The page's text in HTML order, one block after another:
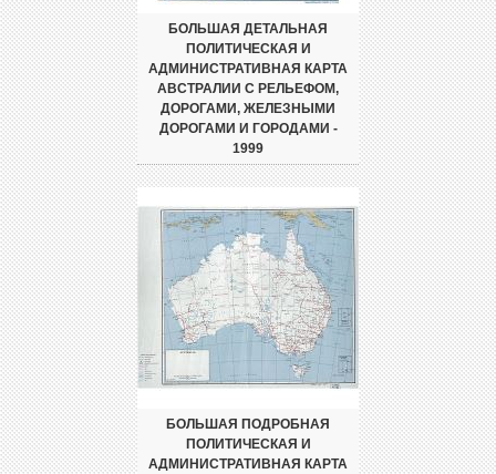
БОЛЬШАЯ ДЕТАЛЬНАЯ
ПОЛИТИЧЕСКАЯ И
АДМИНИСТРАТИВНАЯ КАРТА
АВСТРАЛИИ С РЕЛЬЕФОМ,
ДОРОГАМИ, ЖЕЛЕЗНЫМИ
ДОРОГАМИ И ГОРОДАМИ -
1999
БОЛЬШАЯ ПОДРОБНАЯ
ПОЛИТИЧЕСКАЯ И
АДМИНИСТРАТИВНАЯ КАРТА